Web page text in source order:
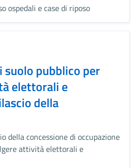
ospedali e case di riposo
suolo pubblico per
elettorali e
della
della concessione di occupazione
attività elettorali e